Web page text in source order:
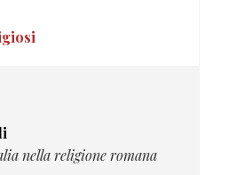
nella religione romana